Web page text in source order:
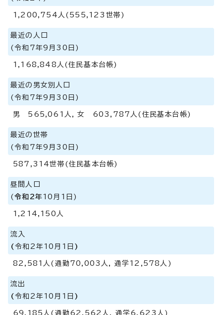
1,200,754人(555,123世帯)
最近の人口
(令和7年9月30日)
1,168,848人(住民基本台帳)
最近の男女別人口
(令和7年9月30日)
男 565,061人, 女 603,787人(住民基本台帳)
最近の世帯
(令和7年9月30日)
587,314世帯(住民基本台帳)
昼間人口
(令和2年10月1日)
1,214,150人
流入
(令和2年10月1日 )
82,581人(通勤70,003人, 通学12,578人)
流出
(令和2年10月1日 )
69,185人(通勤62,562人, 通学6,623人)